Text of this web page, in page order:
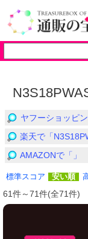
ヤフーショッピン
楽天で「
AMAZONで「」
標準スコア 安い順
61件～71件(全71件)